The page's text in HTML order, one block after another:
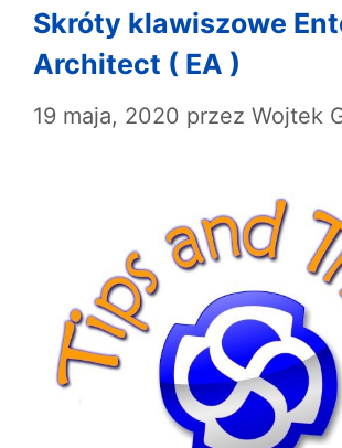
Skróty klawiszowe
Architect ( EA )
19 maja, 2020 przez Wojtek